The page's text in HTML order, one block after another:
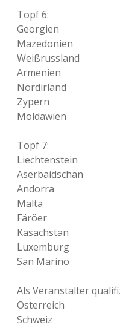
Topf 6:
Georgien
Mazedonien
Weißrussland
Armenien
Nordirland
Zypern
Moldawien
Topf 7:
Liechtenstein
Aserbaidschan
Andorra
Malta
Färöer
Kasachstan
Luxemburg
San Marino
Als Veranstalter
Österreich
Schweiz